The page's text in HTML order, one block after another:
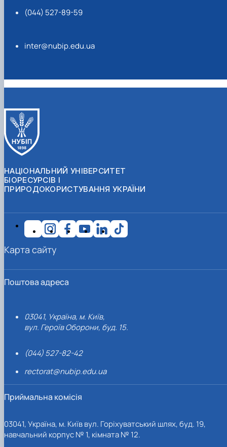
(044) 527-89-59
inter@nubip.edu.ua
НАЦІОНАЛЬНИЙ УНІВЕРСИТЕТ
БІОРЕСУРСІВ І
ПРИРОДОКОРИСТУВАННЯ УКРАЇНИ
Поштова адреса
03041, Україна, м. Київ,
вул. Героїв Оборони, буд. 15.
(044) 527-82-42
rectorat@nubip.edu.ua
Приймальна комісія
03041, Україна, м. Київ вул. Горіхуватський шлях, буд. 19,
навчальний корпус № 1, кімната № 12.
Карта сайту